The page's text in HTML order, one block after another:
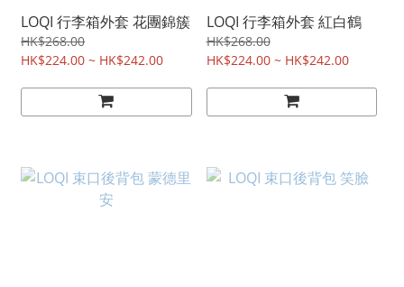
LOQI 行李箱外套 花團錦簇
HK$268.00
HK$224.00 ~ HK$242.00
LOQI 行李箱外套 紅白鶴
HK$268.00
HK$224.00 ~ HK$242.00